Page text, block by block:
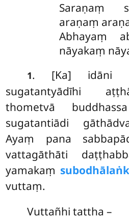
Saraṇaṃ
araṇaṃ
Abhayaṃ
nāyakaṃ
1. [Ka] idāni
sugatantyādīhi
thometvā
sugatantiādi
Ayaṃ pana
vattagāthāti
yamakaṃ
vuttaṃ.
Vuttañhi tattha –